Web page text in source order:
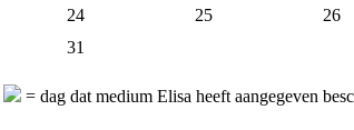
24 25 26
31
= dag dat medium Elisa heeft aangegeven